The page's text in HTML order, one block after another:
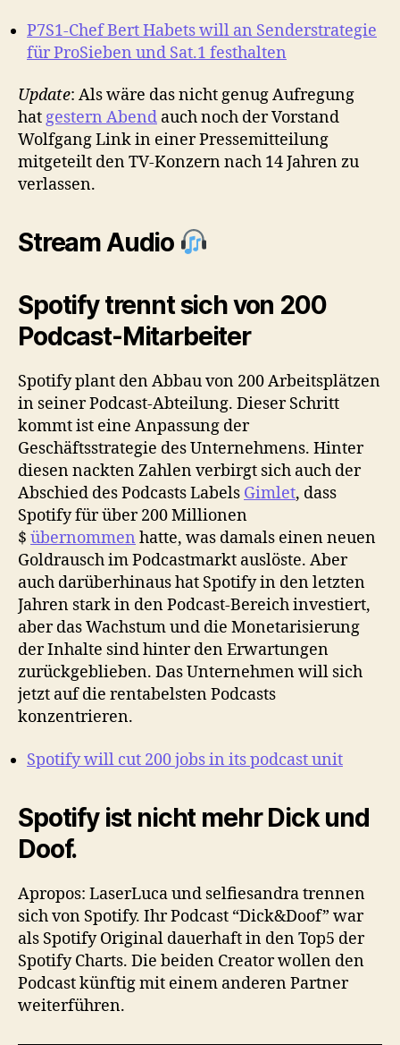
P7S1-Chef Bert Habets will an Senderstrategie
für ProSieben und Sat.1 festhalten
Update: Als wäre das nicht genug Aufregung
hatgestern Abend auch noch der Vorstand
Wolfgang Link in einer Pressemitteilung
mitgeteilt den TV-Konzern nach 14 Jahren zu
verlassen.
Stream Audio
Spotify trennt sich von 200
Podcast-Mitarbeiter
Spotify plant den Abbau von 200 Arbeitsplätzen
in seiner Podcast-Abteilung. Dieser Schritt
kommt ist eine Anpassung der
Geschäftsstrategie des Unternehmens. Hinter
diesen nackten Zahlen verbirgt sich auch der
Abschied des Podcasts Labels Gimlet, dass
Spotify für über 200 Millionen
$ übernommen hatte, was damals einen neuen
Goldrausch im Podcastmarkt auslöste. Aber
auch darüberhinaus hat Spotify in den letzten
Jahren stark in den Podcast-Bereich investiert,
aber das Wachstum und die Monetarisierung
der Inhalte sind hinter den Erwartungen
zurückgeblieben. Das Unternehmen will sich
jetzt auf die rentabelsten Podcasts
konzentrieren.
Spotify will cut 200 jobs in its podcast unit
Spotify ist nicht mehr Dick und
Doof.
Apropos: LaserLuca und selfiesandra trennen
sich von Spotify. Ihr Podcast “Dick&Doof” war
als Spotify Original dauerhaft in den Top5 der
Spotify Charts. Die beiden Creator wollen den
Podcast künftig mit einem anderen Partner
weiterführen.